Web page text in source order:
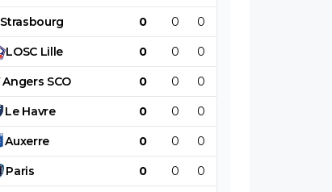
Strasbourg 0 0 0
LOSC Lille 0 0 0
Angers SCO 0 0 0
Le Havre 0 0 0
Auxerre 0 0 0
Paris 0 0 0